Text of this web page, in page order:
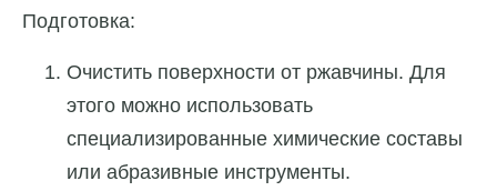
Подготовка:
Очистить поверхности от ржавчины. Для
этого можно использовать
специализированные химические составы
или абразивные инструменты.